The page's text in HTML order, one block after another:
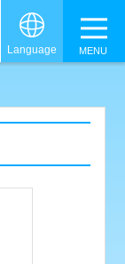
Language
グ